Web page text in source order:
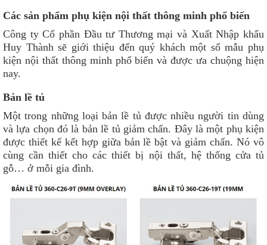
Các sản phẩm phụ kiện nội thất thông minh phổ biến
Công ty Cổ phần Đầu tư Thương mại và Xuất Nhập khẩu
Huy Thành sẽ giới thiệu đến quý khách một số mẫu phụ
kiện nội thất thông minh phổ biến và được ưa chuộng hiện
nay.
Bản lề tủ
Một trong những loại bản lề tủ được nhiều người tin dùng
và lựa chọn đó là bản lề tủ giảm chấn. Đây là một phụ kiện
được thiết kế kết hợp giữa bản lề bật và giảm chấn. Nó vô
cùng cần thiết cho các thiết bị nội thất, hệ thống cửa tủ
gỗ… ở mỗi gia đình.